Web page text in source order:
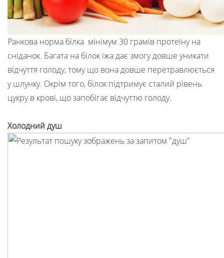
Ранкова норма білка мінімум 30 грамів протеїну на
сніданок. Багата на білок їжа дає змогу довше уникати
відчуття голоду, тому що вона довше перетравлюється
у шлунку. Окрім того, білок підтримує сталий рівень
цукру в крові, що запобігає відчуттю голоду.
Холодний душ